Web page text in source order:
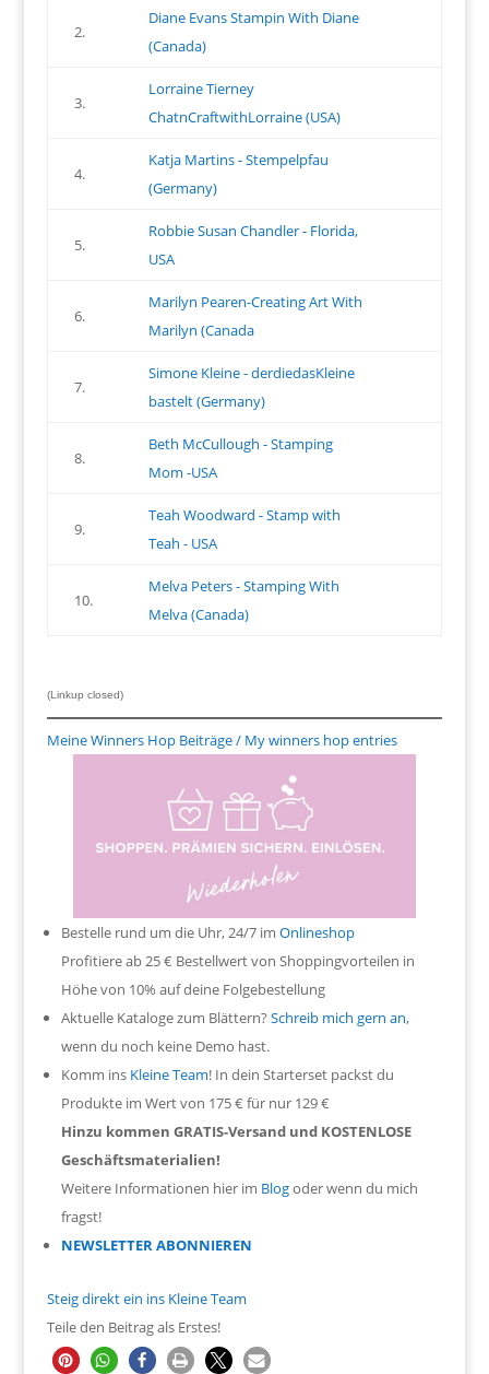
2.
Diane Evans Stampin With Diane
(Canada)
3.
Lorraine Tierney
ChatnCraftwithLorraine (USA)
4.
Katja Martins - Stempelpfau
(Germany)
5.
Robbie Susan Chandler - Florida,
USA
6.
Marilyn Pearen-Creating Art With
Marilyn (Canada
7.
Simone Kleine - derdiedasKleine
bastelt (Germany)
8.
Beth McCullough - Stamping
Mom -USA
9.
Teah Woodward - Stamp with
Teah - USA
10.
Melva Peters - Stamping With
Melva (Canada)
(Linkup closed)
Meine Winners Hop Beiträge / My winners hop entries
Bestelle rund um die Uhr, 24/7 im Onlineshop
Profitiere ab 25 € Bestellwert von Shoppingvorteilen in
Höhe von 10% auf deine Folgebestellung
Aktuelle Kataloge zum Blättern? Schreib mich gern an,
wenn du noch keine Demo hast.
Komm ins Kleine Team! In dein Starterset packst du
Produkte im Wert von 175 € für nur 129 €
Hinzu kommen GRATIS-Versand und KOSTENLOSE
Geschäftsmaterialien!
Weitere Informationen hier im Blogoder wenn du mich
fragst!
NEWSLETTER ABONNIEREN
Steig direkt ein ins Kleine Team
Teile den Beitrag als Erstes!